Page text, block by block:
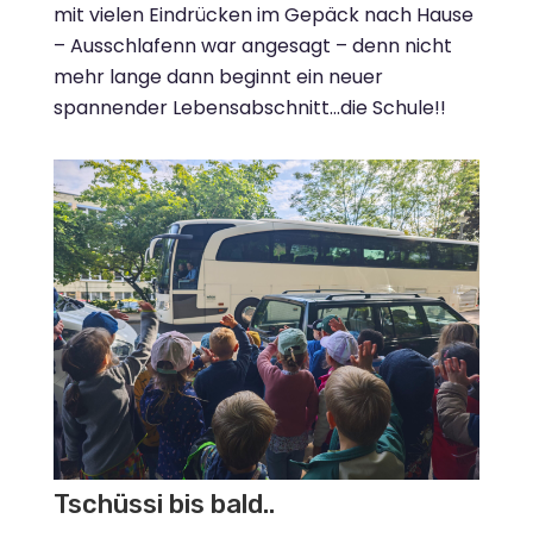
mit vielen Eindrücken im Gepäck nach Hause
– Ausschlafenn war angesagt – denn nicht
mehr lange dann beginnt ein neuer
spannender Lebensabschnitt…die Schule!!
Tschüssi bis bald..